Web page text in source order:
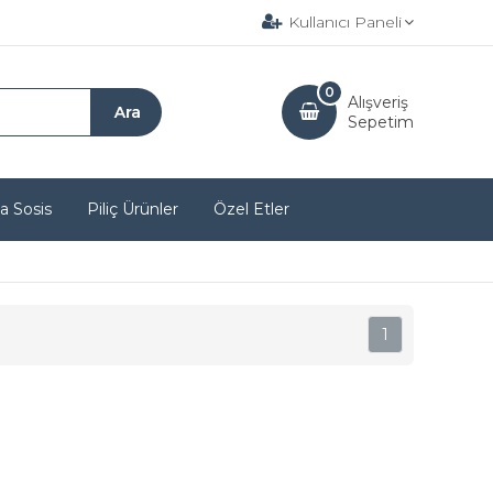
Kullanıcı Paneli
Alışveriş
Sepetim
0
Sosis Piliç Ürünler Özel Etler
1